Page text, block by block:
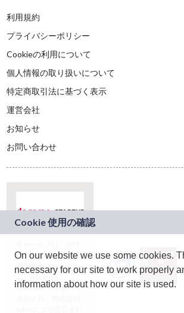
利用規約
プライバシーポリシー
Cookieの利用について
個人情報の取り扱いについて
特定商取引法に基づく表示
運営会社
お知らせ
お問い合わせ
ドコモグループの新
規事業創出プログラ
ム「docomo
STARTUP」を通じて
On our website we use some cookies.
necessary for our site to work properly
information about how our site is used.